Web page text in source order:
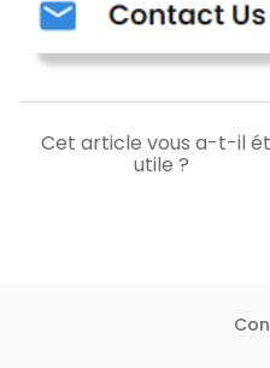
Cet article vous a-t-il
utile ?